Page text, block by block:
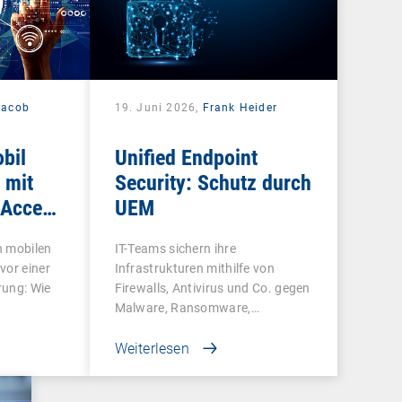
mit
mobilen
einer
Wie
19. Juni 2026, Frank Heider
Unified Endpoint
Security: Schutz durch
UEM
IT-Teams sichern ihre
Infrastrukturen mithilfe von
Firewalls, Antivirus und Co. gegen
Malware, Ransomware,…
Weiterlesen